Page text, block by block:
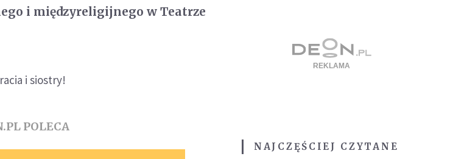
i międzyreligijnego w Teatrze
i siostry!
POLECA
NAJCZĘŚCIEJ CZYTANE